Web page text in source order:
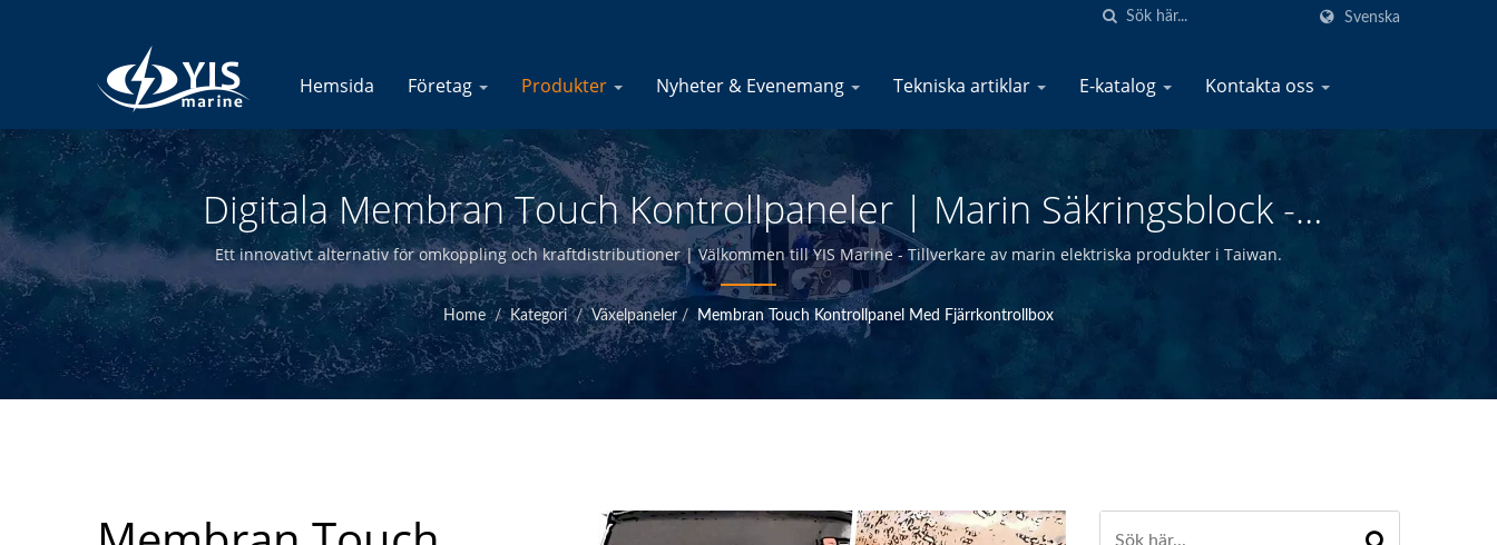
Svenska
Hemsida Företag Produkter Nyheter & Evenemang Tekniska artiklar E-katalog Kontakta oss
Digitala Membran Touch Kontrollpaneler | Marin Säkringsblock -
Tillverkare Av Marin Elektriska Produkter | YIS Marine
Ett innovativt alternativ för omkoppling och kraftdistributioner | Välkommen till YIS Marine - Tillverkare av marin elektriska produkter i Taiwan.
Home / Kategori / Växelpaneler / Membran Touch Kontrollpanel Med Fjärrkontrollbox